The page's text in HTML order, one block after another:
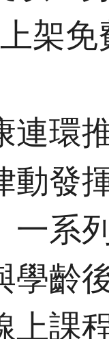
架
連環
動發
一系
學齡
上課